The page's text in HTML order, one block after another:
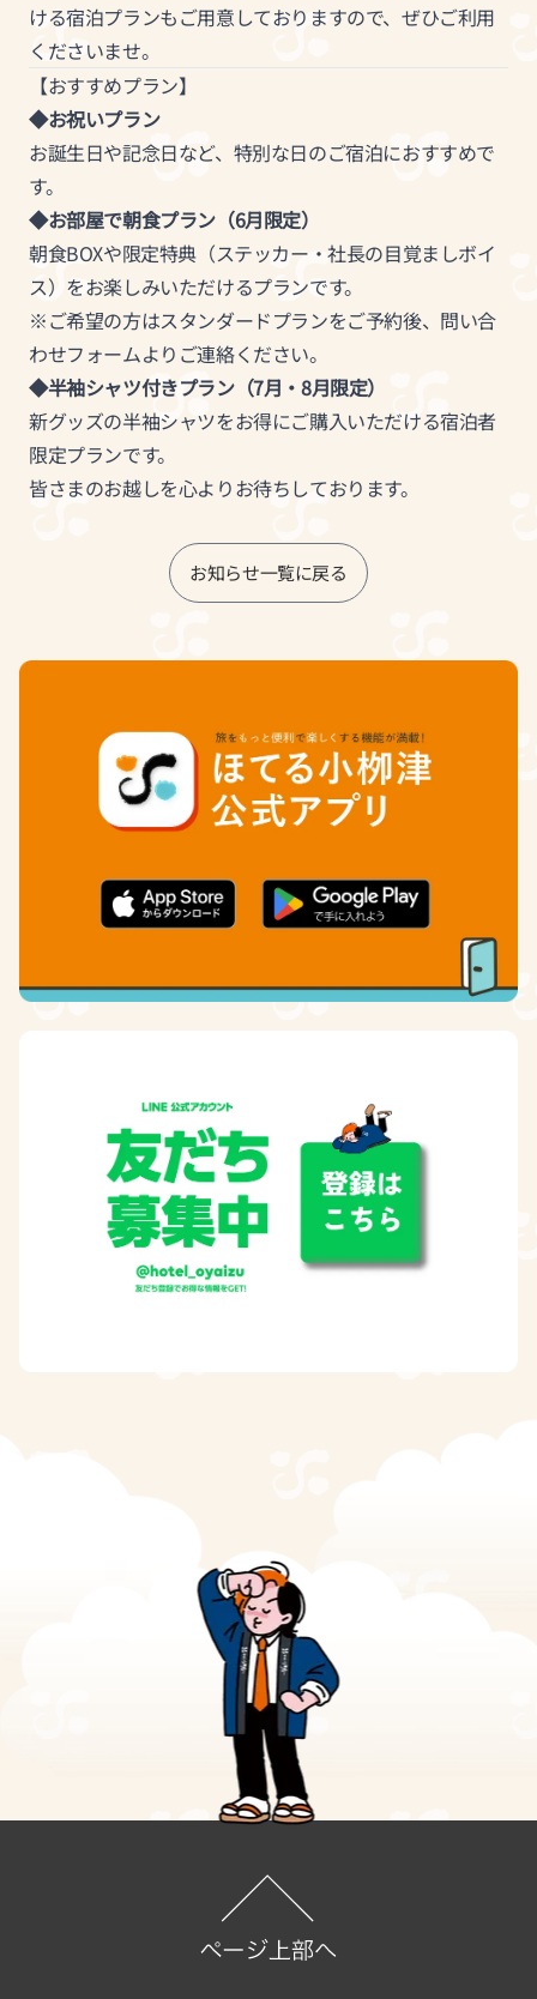
ける宿泊プランもご用意しておりますので、ぜひご利用
くださいませ。
【おすすめプラン】
◆お祝いプラン
お誕生日や記念日など、特別な日のご宿泊におすすめで
す。
◆お部屋で朝食プラン（6月限定）
朝食BOXや限定特典（ステッカー・社長の目覚ましボイ
ス）をお楽しみいただけるプランです。
※ご希望の方はスタンダードプランをご予約後、問い合
わせフォームよりご連絡ください。
◆半袖シャツ付きプラン（7月・8月限定）
新グッズの半袖シャツをお得にご購入いただける宿泊者
限定プランです。
皆さまのお越しを心よりお待ちしております。
お知らせ一覧に戻る